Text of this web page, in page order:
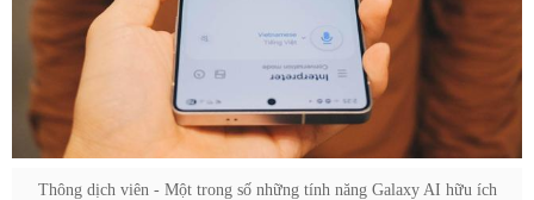
Thông dịch viên - Một trong số những tính năng Galaxy AI hữu ích